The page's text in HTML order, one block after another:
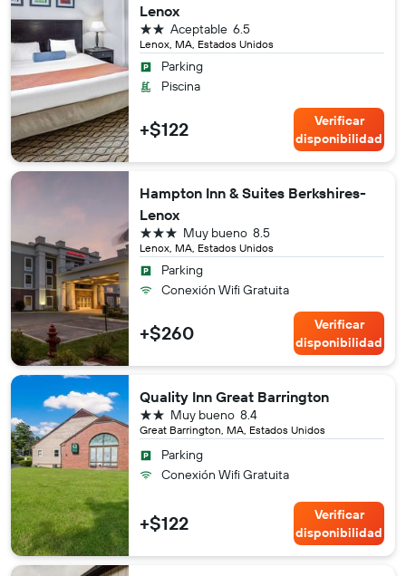
Lenox
Lenox, MA, Estados Unidos
6.5
Aceptable
2 estrellas
Parking
Piscina
+$122
Verificar
disponibilidad
Hampton Inn & Suites Berkshires-
Lenox
Lenox, MA, Estados Unidos
8.5
Muy bueno
3 estrellas
Parking
Conexión Wifi Gratuita
+$260
Verificar
disponibilidad
Quality Inn Great Barrington
Great Barrington, MA, Estados Unidos
8.4
Muy bueno
2 estrellas
Parking
Conexión Wifi Gratuita
+$122
Verificar
disponibilidad